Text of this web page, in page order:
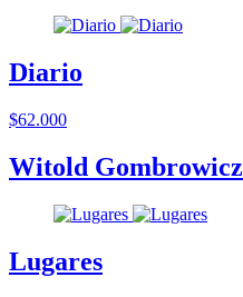
Diario
$62.000
Witold Gombrowicz
Lugares